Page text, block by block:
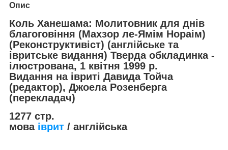
Опис
Коль Ханешама: Молитовник для днів
благоговіння (Махзор ле-Ямім Нораім)
(Реконструктивіст) (англійське та
івритське видання) Тверда обкладинка -
ілюстрована, 1 квітня 1999 р.
Видання на івриті Давида Тойча
(редактор), Джоела Розенберга
(перекладач)
1277 стр.
мова іврит / англійська